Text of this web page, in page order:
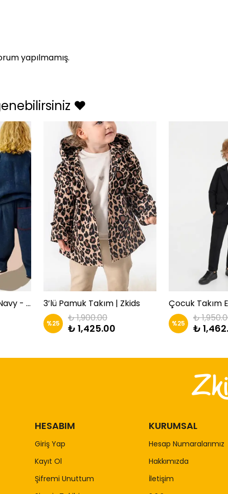
yapılmamış.
❤️
Warm'n Daily Puufy Navy - Lacivert Takım | Zkids 3’lü Pamuk Takım | Zkids
%25 ₺ 1,900.00
₺ 1,425.00 %25 ₺
₺
HESABIM
Giriş Yap
Kayıt Ol
Şifremi Unuttum
KURUMSAL
Hesap Numaralarımız
Hakkımızda
İletişim